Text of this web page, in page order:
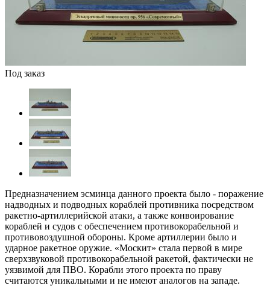
Под заказ
Предназначением эсминца данного проекта было - поражение
надводных и подводных кораблей противника посредством
ракетно-артиллерийской атаки, а также конвоирование
кораблей и судов с обеспечением противокорабельной и
противовоздушной обороны. Кроме артиллерии было и
ударное ракетное оружие. «Москит» стала первой в мире
сверхзвуковой противокорабельной ракетой, фактически не
уязвимой для ПВО. Корабли этого проекта по праву
считаются уникальными и не имеют аналогов на западе.